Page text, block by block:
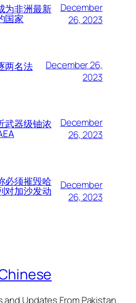
为非洲最新
国家
December
26, 2023
两名法
December 26,
2023
武器级铀浓
December
26, 2023
必须摧毁哈
对加沙发动
December
26, 2023
and Updates From Pakistan